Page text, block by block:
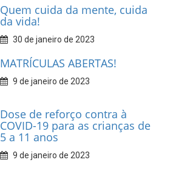
Quem cuida da mente, cuida
da vida!
30 de janeiro de 2023
MATRÍCULAS ABERTAS!
9 de janeiro de 2023
Dose de reforço contra à
COVID-19 para as crianças de
5 a 11 anos
9 de janeiro de 2023